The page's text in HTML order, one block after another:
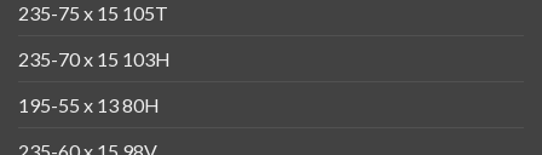
235-75 x 15 105T
235-70 x 15 103H
195-55 x 13 80H